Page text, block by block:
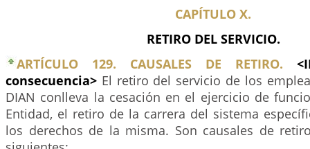
CAPÍTULO X.
RETIRO DEL SERVICIO.
ARTÍCULO 129. CAUSALES DE RETIRO.
consecuencia> El retiro del servicio de los
DIAN conlleva la cesación en el ejercicio de
Entidad, el retiro de la carrera del sistema
los derechos de la misma. Son causales de